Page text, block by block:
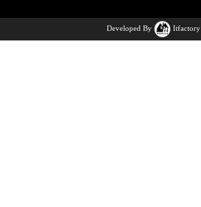
Developed By Itfactory